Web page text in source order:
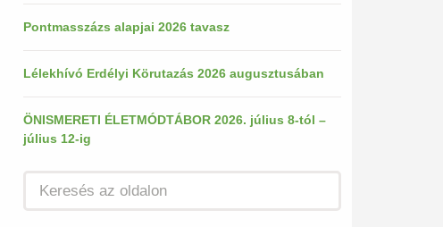
Pontmasszázs alapjai 2026 tavasz
Lélekhívó Erdélyi Körutazás 2026 augusztusában
ÖNISMERETI ÉLETMÓDTÁBOR 2026. július 8-tól –
július 12-ig